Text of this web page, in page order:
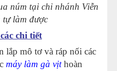
núm tại chi nhánh Viễn
làm được
chi tiết
lắp mô tơ và ráp nối các
máy làm gà vịthoàn